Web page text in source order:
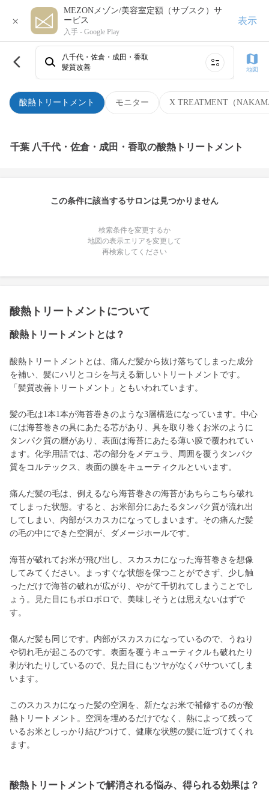
×
MEZONメゾン/美容室定額（サブスク）サ
ービス
入手 - Google Play
表示
酸熱トリートメント モニター X TREATMENT（
八千代・佐倉・成田・香取
髪質改善
地図
千葉 八千代・佐倉・成田・香取の酸熱トリートメント
この条件に該当するサロンは見つかりません
検索条件を変更するか
地図の表示エリアを変更して
再検索してください
酸熱トリートメントについて
酸熱トリートメントとは？
酸熱トリートメントとは、痛んだ髪から抜け落ちてしまった成分
を補い、髪にハリとコシを与える新しいトリートメントです。
「髪質改善トリートメント」ともいわれています。
髪の毛は1本1本が海苔巻きのような3層構造になっています。中心
には海苔巻きの具にあたる芯があり、具を取り巻くお米のように
タンパク質の層があり、表面は海苔にあたる薄い膜で覆われてい
ます。化学用語では、芯の部分をメデュラ、周囲を覆うタンパク
質をコルテックス、表面の膜をキューティクルといいます。
痛んだ髪の毛は、例えるなら海苔巻きの海苔があちらこちら破れ
てしまった状態。すると、お米部分にあたるタンパク質が流れ出
してしまい、内部がスカスカになってしまいます。その痛んだ髪
の毛の中にできた空洞が、ダメージホールです。
海苔が破れてお米が飛び出し、スカスカになった海苔巻きを想像
してみてください。まっすぐな状態を保つことができず、少し触
っただけで海苔の破れが広がり、やがて千切れてしまうことでし
ょう。見た目にもボロボロで、美味しそうとは思えないはずで
す。
傷んだ髪も同じです。内部がスカスカになっているので、うねり
や切れ毛が起こるのです。表面を覆うキューティクルも破れたり
剥がれたりしているので、見た目にもツヤがなくパサついてしま
います。
このスカスカになった髪の空洞を、新たなお米で補修するのが酸
熱トリートメント。空洞を埋めるだけでなく、熱によって残って
いるお米としっかり結びつけて、健康な状態の髪に近づけてくれ
ます。
酸熱トリートメントで解消される悩み、得られる効果は？